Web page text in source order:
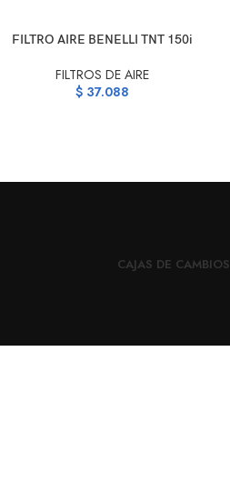
AÑADIR AL CARRITO
FILTRO AIRE BENELLI TNT 150i
FILTROS DE AIRE
$37.088
CAJAS DE CAMBIOS